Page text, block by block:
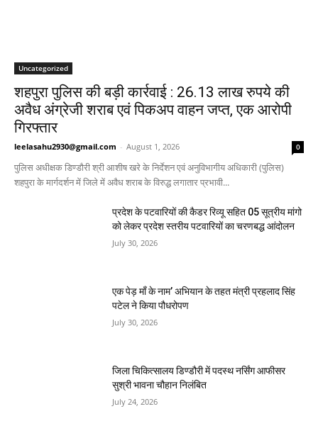
Uncategorized
शहपुरा पुलिस की बड़ी कार्रवाई : 26.13 लाख रुपये की
अवैध अंग्रेजी शराब एवं पिकअप वाहन जप्त, एक आरोपी
गिरफ्तार
leelasahu2930@gmail.com - August 1, 2026 0
पुलिस अधीक्षक डिण्डौरी श्री आशीष खरे के निर्देशन एवं अनुविभागीय अधिकारी (पुलिस)
शहपुरा के मार्गदर्शन में जिले में अवैध शराब के विरुद्ध लगातार प्रभावी...
प्रदेश के पटवारियों की कैडर रिव्यू सहित 05 सूत्रीय मांगो
को लेकर प्रदेश स्तरीय पटवारियों का चरणबद्ध आंदोलन
July 30, 2026
एक पेड़ माँ के नाम’ अभियान के तहत मंत्री प्रहलाद सिंह
पटेल ने किया पौधरोपण
July 30, 2026
जिला चिकित्सालय डिण्डौरी में पदस्थ नर्सिंग आफीसर
सुश्री भावना चौहान निलंबित
July 24, 2026